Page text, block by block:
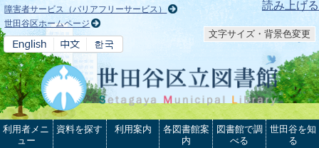
本文へ 読み上げる
障害者サービス（バリアフリーサービス）
世田谷区ホームページ
文字サイズ・背景色変更
利用者メニ
ュー
資料を探す 利用案内
各図書館案
内
図書館で調
べる
世田谷を知
る